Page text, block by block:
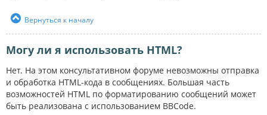
Вернуться к началу
Могу ли я использовать HTML?
Нет. На этом консультативном форуме невозможны отправка
и обработка HTML-кода в сообщениях. Большая часть
возможностей HTML по форматированию сообщений может
быть реализована с использованием BBCode.